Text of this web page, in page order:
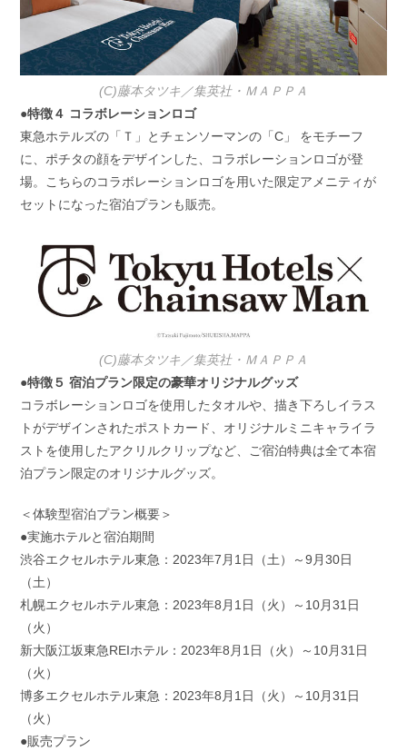
(C)藤本タツキ／集英社・ＭＡＰＰＡ
●特徴４ コラボレーションロゴ
東急ホテルズの「Ｔ」とチェンソーマンの「C」 をモチーフ
に、ポチタの顔をデザインした、コラボレーションロゴが登
場。こちらのコラボレーションロゴを用いた限定アメニティが
セットになった宿泊プランも販売。
(C)藤本タツキ／集英社・ＭＡＰＰＡ
●特徴５ 宿泊プラン限定の豪華オリジナルグッズ
コラボレーションロゴを使用したタオルや、描き下ろしイラス
トがデザインされたポストカード、オリジナルミニキャライラ
ストを使用したアクリルクリップなど、ご宿泊特典は全て本宿
泊プラン限定のオリジナルグッズ。
＜体験型宿泊プラン概要＞
●実施ホテルと宿泊期間
渋谷エクセルホテル東急：2023年7月1日（土）～9月30日
（土）
札幌エクセルホテル東急：2023年8月1日（火）～10月31日
（火）
新大阪江坂東急REIホテル：2023年8月1日（火）～10月31日
（火）
博多エクセルホテル東急：2023年8月1日（火）～10月31日
（火）
●販売プラン